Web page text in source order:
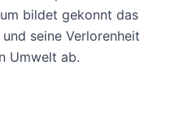
bildet gekonnt das
seine Verlorenheit
Umwelt ab.